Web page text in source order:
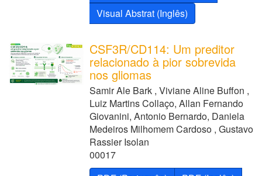
Visual Abstrat (Inglês)
CSF3R/CD114: Um preditor
relacionado à pior sobrevida
nos gliomas
Samir Ale Bark , Viviane Aline Buffon ,
Luiz Martins Collaço, Allan Fernando
Giovanini, Antonio Bernardo, Daniela
Medeiros Milhomem Cardoso , Gustavo
Rassier Isolan
00017